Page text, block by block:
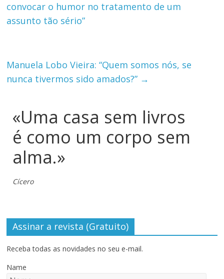
convocar o humor no tratamento de um
assunto tão sério”
Manuela Lobo Vieira: “Quem somos nós, se
nunca tivermos sido amados?” →
«Uma casa sem livros
é como um corpo sem
alma.»
Cícero
Assinar a revista (Gratuito)
Receba todas as novidades no seu e-mail.
Name